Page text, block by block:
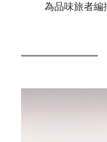
為品味旅者編